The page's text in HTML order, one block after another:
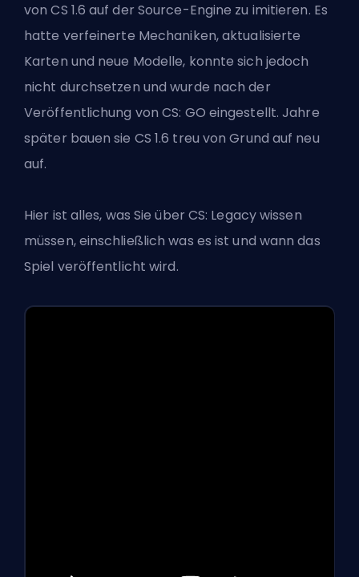
von CS 1.6 auf der Source-Engine zu imitieren. Es
hatte verfeinerte Mechaniken, aktualisierte
Karten und neue Modelle, konnte sich jedoch
nicht durchsetzen und wurde nach der
Veröffentlichung von CS: GO eingestellt. Jahre
später bauen sie CS 1.6 treu von Grund auf neu
auf.
Hier ist alles, was Sie über CS: Legacy wissen
müssen, einschließlich was es ist und wann das
Spiel veröffentlicht wird.